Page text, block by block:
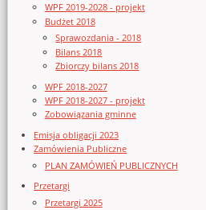
WPF 2019-2028 - projekt
Budżet 2018
Sprawozdania - 2018
Bilans 2018
Zbiorczy bilans 2018
WPF 2018-2027
WPF 2018-2027 - projekt
Zobowiązania gminne
Emisja obligacji 2023
Zamówienia Publiczne
PLAN ZAMÓWIEŃ PUBLICZNYCH
Przetargi
Przetargi 2025